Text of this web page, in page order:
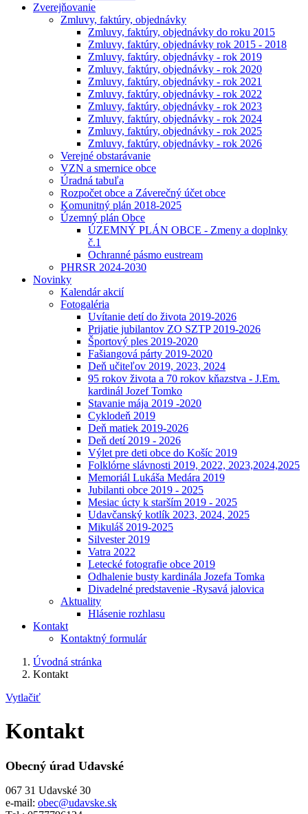
Zverejňovanie
Zmluvy, faktúry, objednávky
Zmluvy, faktúry, objednávky do roku 2015
Zmluvy, faktúry, objednávky rok 2015 - 2018
Zmluvy, faktúry, objednávky - rok 2019
Zmluvy, faktúry, objednávky - rok 2020
Zmluvy, faktúry, objednávky - rok 2021
Zmluvy, faktúry, objednávky - rok 2022
Zmluvy, faktúry, objednávky - rok 2023
Zmluvy, faktúry, objednávky - rok 2024
Zmluvy, faktúry, objednávky - rok 2025
Zmluvy, faktúry, objednávky - rok 2026
Verejné obstarávanie
VZN a smernice obce
Úradná tabuľa
Rozpočet obce a Záverečný účet obce
Komunitný plán 2018-2025
Územný plán Obce
ÚZEMNÝ PLÁN OBCE - Zmeny a doplnky
č.1
Ochranné pásmo eustream
PHRSR 2024-2030
Novinky
Kalendár akcií
Fotogaléria
Uvítanie detí do života 2019-2026
Prijatie jubilantov ZO SZTP 2019-2026
Športový ples 2019-2020
Fašiangová párty 2019-2020
Deň učiteľov 2019, 2023, 2024
95 rokov života a 70 rokov kňazstva - J.Em.
kardinál Jozef Tomko
Stavanie mája 2019 -2020
Cyklodeň 2019
Deň matiek 2019-2026
Deň detí 2019 - 2026
Výlet pre deti obce do Košíc 2019
Folklórne slávnosti 2019, 2022, 2023,2024,2025
Memoriál Lukáša Medára 2019
Jubilanti obce 2019 - 2025
Mesiac úcty k starším 2019 - 2025
Udavčanský kotlík 2023, 2024, 2025
Mikuláš 2019-2025
Silvester 2019
Vatra 2022
Letecké fotografie obce 2019
Odhalenie busty kardinála Jozefa Tomka
Divadelné predstavenie -Rysavá jalovica
Aktuality
Hlásenie rozhlasu
Kontakt
Kontaktný formulár
Úvodná stránka
Kontakt
Vytlačiť
Kontakt
Obecný úrad Udavské
067 31 Udavské 30
e-mail: obec@udavske.sk